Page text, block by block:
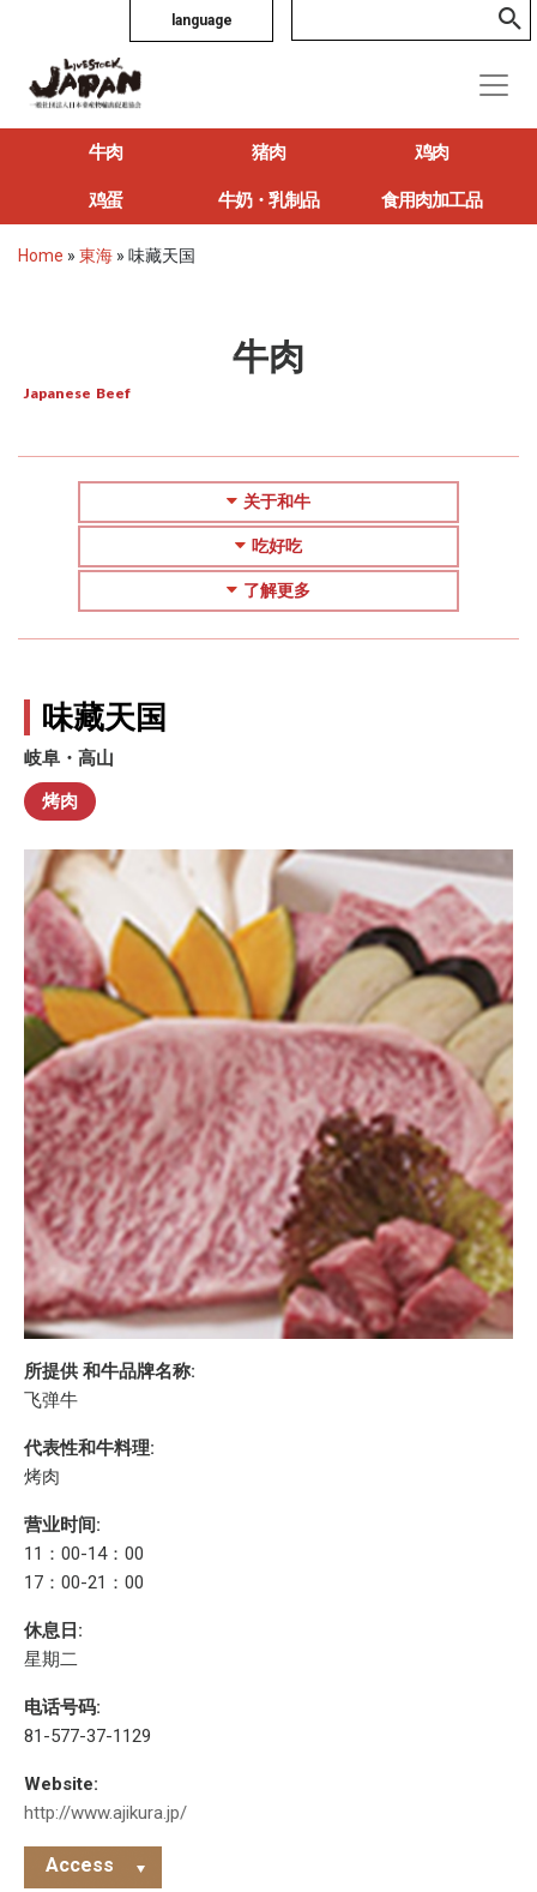
language
牛肉 猪肉 鸡肉
鸡蛋 牛奶・乳制品 食用肉加工品
Home » 東海 » 味藏天国
牛肉
Japanese Beef
关于和牛
吃好吃
了解更多
味藏天国
岐阜・高山
烤肉
所提供 和牛品牌名称:
飞弹牛
代表性和牛料理:
烤肉
营业时间:
11：00-14：00
17：00-21：00
休息日:
星期二
电话号码:
81-577-37-1129
Website:
http://www.ajikura.jp/
Access